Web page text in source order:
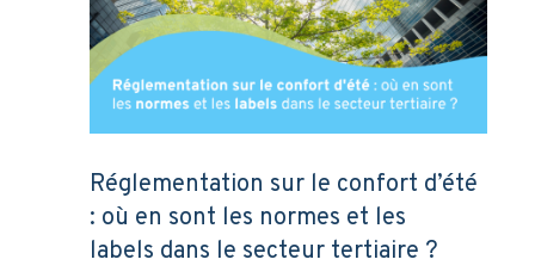
Réglementation sur le confort d’été
: où en sont les normes et les
labels dans le secteur tertiaire ?